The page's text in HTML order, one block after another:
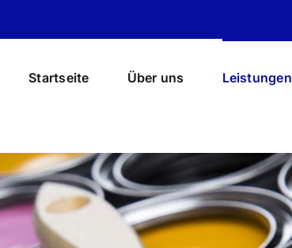
Startseite Über uns Leistungen